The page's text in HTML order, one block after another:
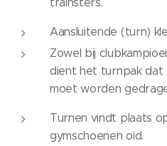
Aansluitende (turn)
Zowel bij
dient het turnpak dat
moet worden
Turnen vindt plaats
gymschoenen oid.